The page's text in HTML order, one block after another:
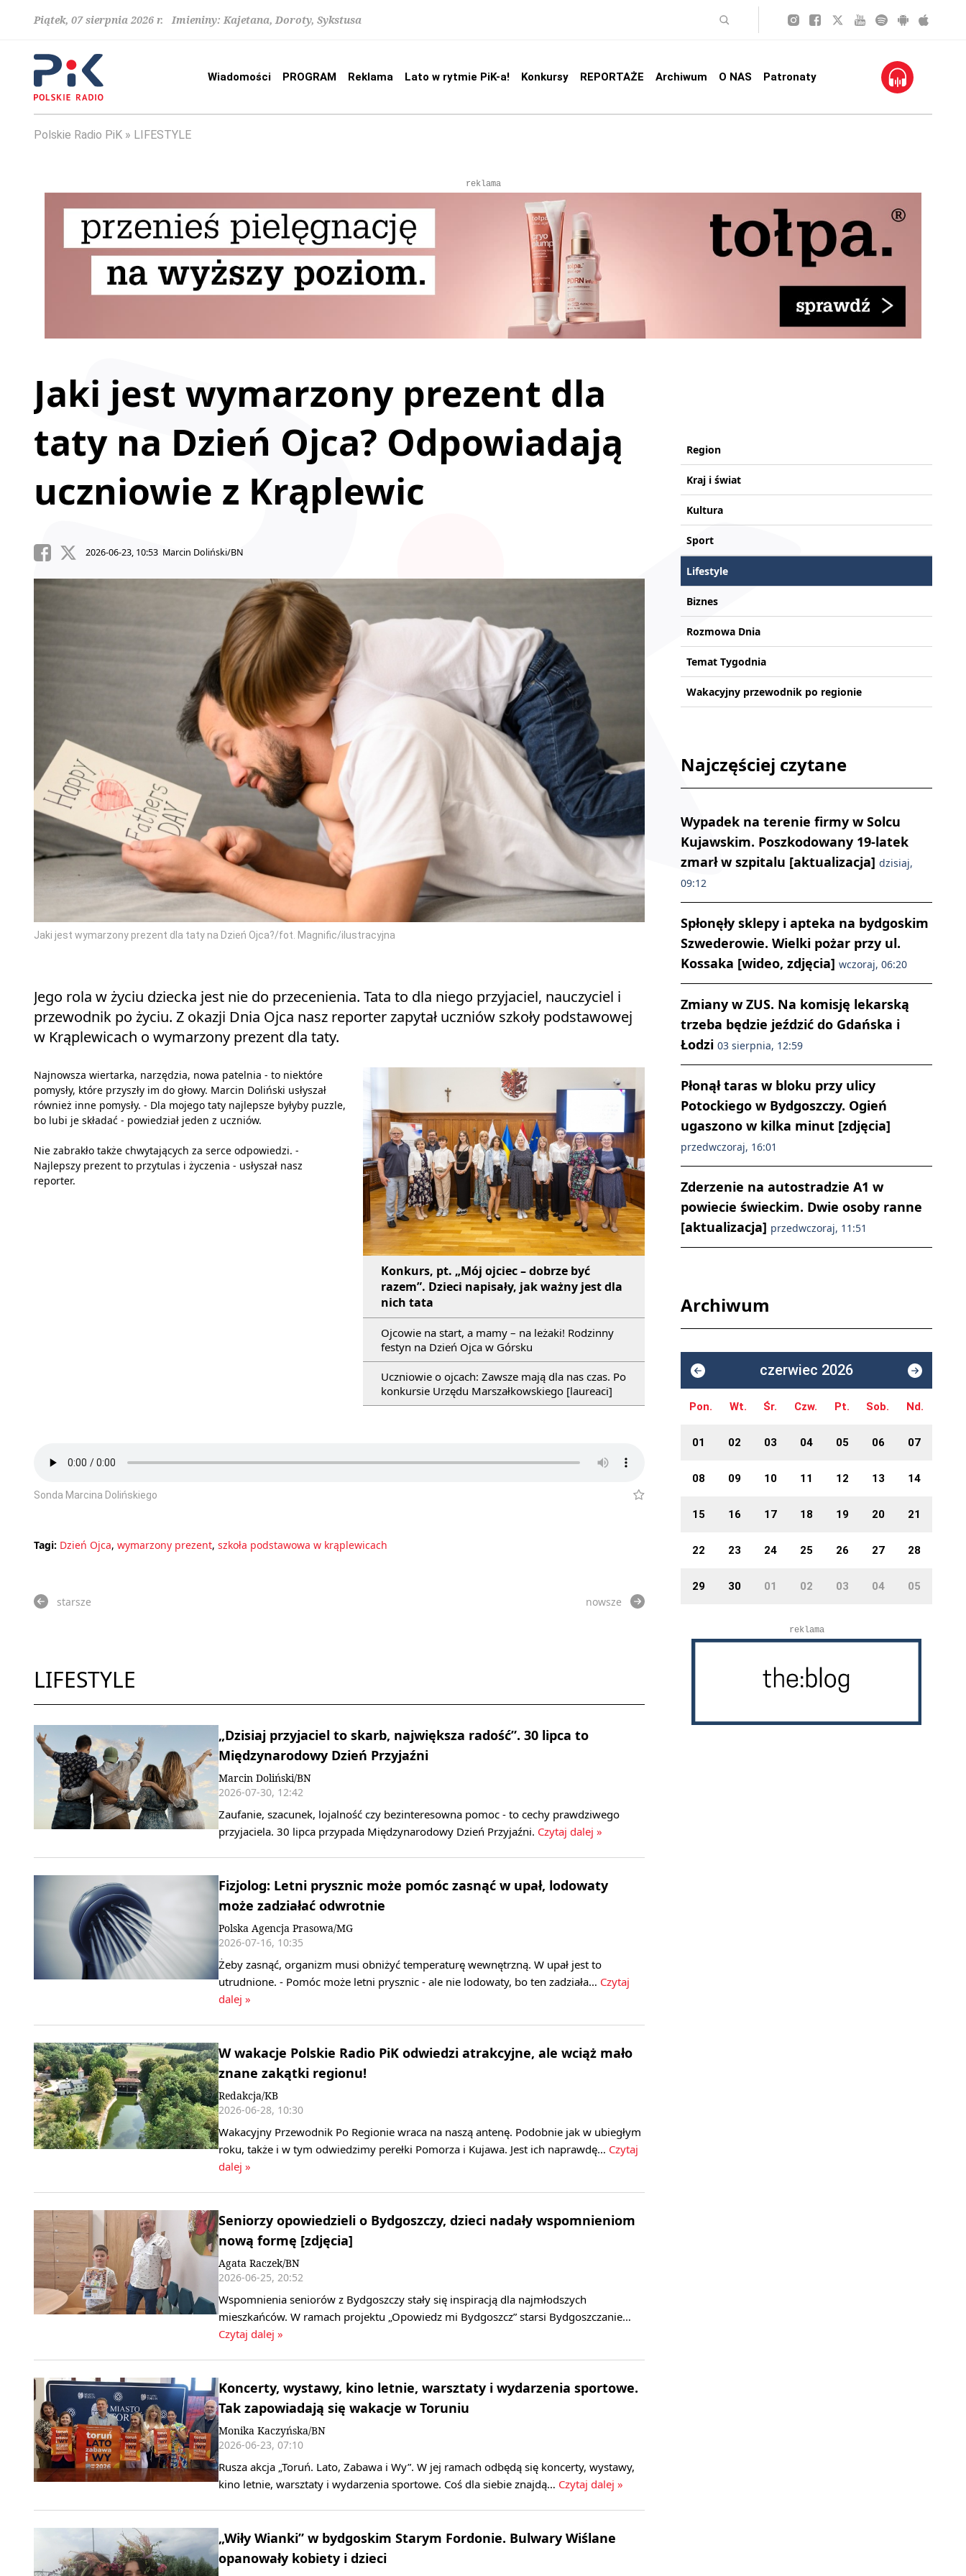
Piątek, 07 sierpnia 2026 r. Imieniny: Kajetana, Doroty, Sykstusa
Wiadomości PROGRAM Reklama Lato w rytmie PiK-a! Konkursy REPORTAŻE Archiwum O NAS Patronaty
Polskie Radio PiK LIFESTYLE
reklama
Jaki jest wymarzony prezent dla
taty na Dzień Ojca? Odpowiadają
uczniowie z Krąplewic
2026-06-23, 10:53 Marcin Doliński/BN
Jaki jest wymarzony prezent dla taty na Dzień Ojca?/fot. Magnific/ilustracyjna
Jego rola w życiu dziecka jest nie do przecenienia. Tata to dla niego przyjaciel, nauczyciel i
przewodnik po życiu. Z okazji Dnia Ojca nasz reporter zapytał uczniów szkoły podstawowej
w Krąplewicach o wymarzony prezent dla taty.
Konkurs, pt. „Mój ojciec – dobrze być
razem”. Dzieci napisały, jak ważny jest dla
nich tata
Ojcowie na start, a mamy – na leżaki! Rodzinny
festyn na Dzień Ojca w Górsku
Uczniowie o ojcach: Zawsze mają dla nas czas. Po
konkursie Urzędu Marszałkowskiego [laureaci]
Najnowsza wiertarka, narzędzia, nowa patelnia - to niektóre
pomysły, które przyszły im do głowy. Marcin Doliński usłyszał
również inne pomysły. - Dla mojego taty najlepsze byłyby puzzle,
bo lubi je składać - powiedział jeden z uczniów.
Nie zabrakło także chwytających za serce odpowiedzi. -
Najlepszy prezent to przytulas i życzenia - usłyszał nasz
reporter.
Sonda Marcina Dolińskiego
Tagi: Dzień Ojca, wymarzony prezent, szkoła podstawowa w krąplewicach
starsze nowsze
LIFESTYLE
„Dzisiaj przyjaciel to skarb, największa radość”. 30 lipca to
Międzynarodowy Dzień Przyjaźni
Marcin Doliński/BN
2026-07-30, 12:42
Zaufanie, szacunek, lojalność czy bezinteresowna pomoc - to cechy prawdziwego
przyjaciela. 30 lipca przypada Międzynarodowy Dzień Przyjaźni. Czytaj dalej »
Fizjolog: Letni prysznic może pomóc zasnąć w upał, lodowaty
może zadziałać odwrotnie
Polska Agencja Prasowa/MG
2026-07-16, 10:35
Żeby zasnąć, organizm musi obniżyć temperaturę wewnętrzną. W upał jest to
utrudnione. - Pomóc może letni prysznic - ale nie lodowaty, bo ten zadziała… Czytaj
dalej »
W wakacje Polskie Radio PiK odwiedzi atrakcyjne, ale wciąż mało
znane zakątki regionu!
Redakcja/KB
2026-06-28, 10:30
Wakacyjny Przewodnik Po Regionie wraca na naszą antenę. Podobnie jak w ubiegłym
roku, także i w tym odwiedzimy perełki Pomorza i Kujawa. Jest ich naprawdę… Czytaj
dalej »
Seniorzy opowiedzieli o Bydgoszczy, dzieci nadały wspomnieniom
nową formę [zdjęcia]
Agata Raczek/BN
2026-06-25, 20:52
Wspomnienia seniorów z Bydgoszczy stały się inspiracją dla najmłodszych
mieszkańców. W ramach projektu „Opowiedz mi Bydgoszcz” starsi Bydgoszczanie…
Czytaj dalej »
Koncerty, wystawy, kino letnie, warsztaty i wydarzenia sportowe.
Tak zapowiadają się wakacje w Toruniu
Monika Kaczyńska/BN
2026-06-23, 07:10
Rusza akcja „Toruń. Lato, Zabawa i Wy”. W jej ramach odbędą się koncerty, wystawy,
kino letnie, warsztaty i wydarzenia sportowe. Coś dla siebie znajdą… Czytaj dalej »
„Wiły Wianki” w bydgoskim Starym Fordonie. Bulwary Wiślane
opanowały kobiety i dzieci
Region
Kraj i świat
Kultura
Sport
Lifestyle
Biznes
Rozmowa Dnia
Temat Tygodnia
Wakacyjny przewodnik po regionie
Najczęściej czytane
Wypadek na terenie firmy w Solcu
Kujawskim. Poszkodowany 19-latek
zmarł w szpitalu [aktualizacja] dzisiaj,
09:12
Spłonęły sklepy i apteka na bydgoskim
Szwederowie. Wielki pożar przy ul.
Kossaka [wideo, zdjęcia] wczoraj, 06:20
Zmiany w ZUS. Na komisję lekarską
trzeba będzie jeździć do Gdańska i
Łodzi 03 sierpnia, 12:59
Płonął taras w bloku przy ulicy
Potockiego w Bydgoszczy. Ogień
ugaszono w kilka minut [zdjęcia]
przedwczoraj, 16:01
Zderzenie na autostradzie A1 w
powiecie świeckim. Dwie osoby ranne
[aktualizacja] przedwczoraj, 11:51
Archiwum
czerwiec 2026
Pon. Wt. Śr. Czw. Pt. Sob. Nd.
01 02 03 04 05 06 07
08 09 10 11 12 13 14
15 16 17 18 19 20 21
22 23 24 25 26 27 28
29 30 01 02 03 04 05
reklama